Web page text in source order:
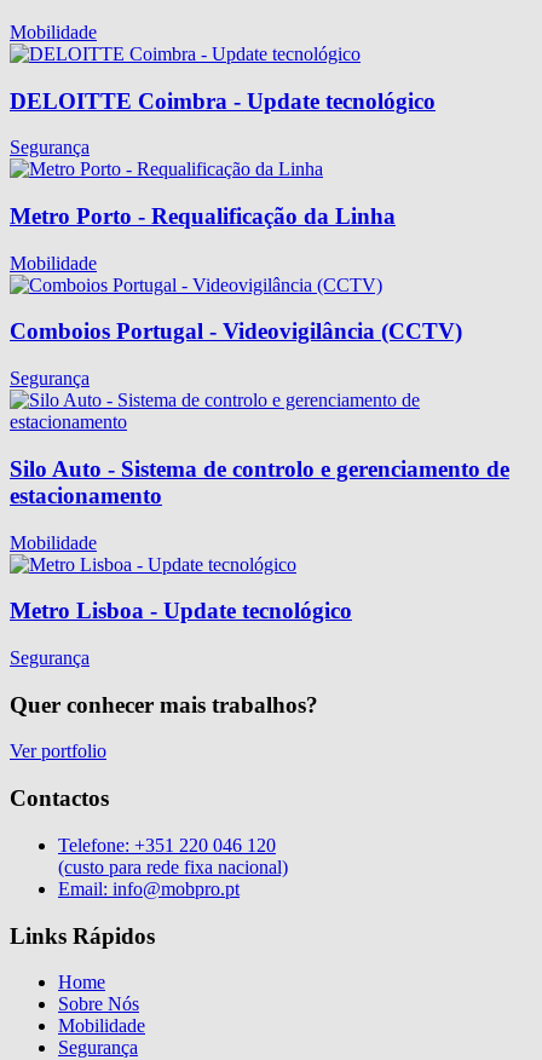
Mobilidade
DELOITTE Coimbra - Update tecnológico
Segurança
Metro Porto - Requalificação da Linha
Mobilidade
Comboios Portugal - Videovigilância (CCTV)
Segurança
Silo Auto - Sistema de controlo e gerenciamento de
estacionamento
Mobilidade
Metro Lisboa - Update tecnológico
Segurança
Quer conhecer mais trabalhos?
Ver portfolio
Contactos
Telefone: +351 220 046 120
(custo para rede fixa nacional)
Email: info@mobpro.pt
Links Rápidos
Home
Sobre Nós
Mobilidade
Segurança